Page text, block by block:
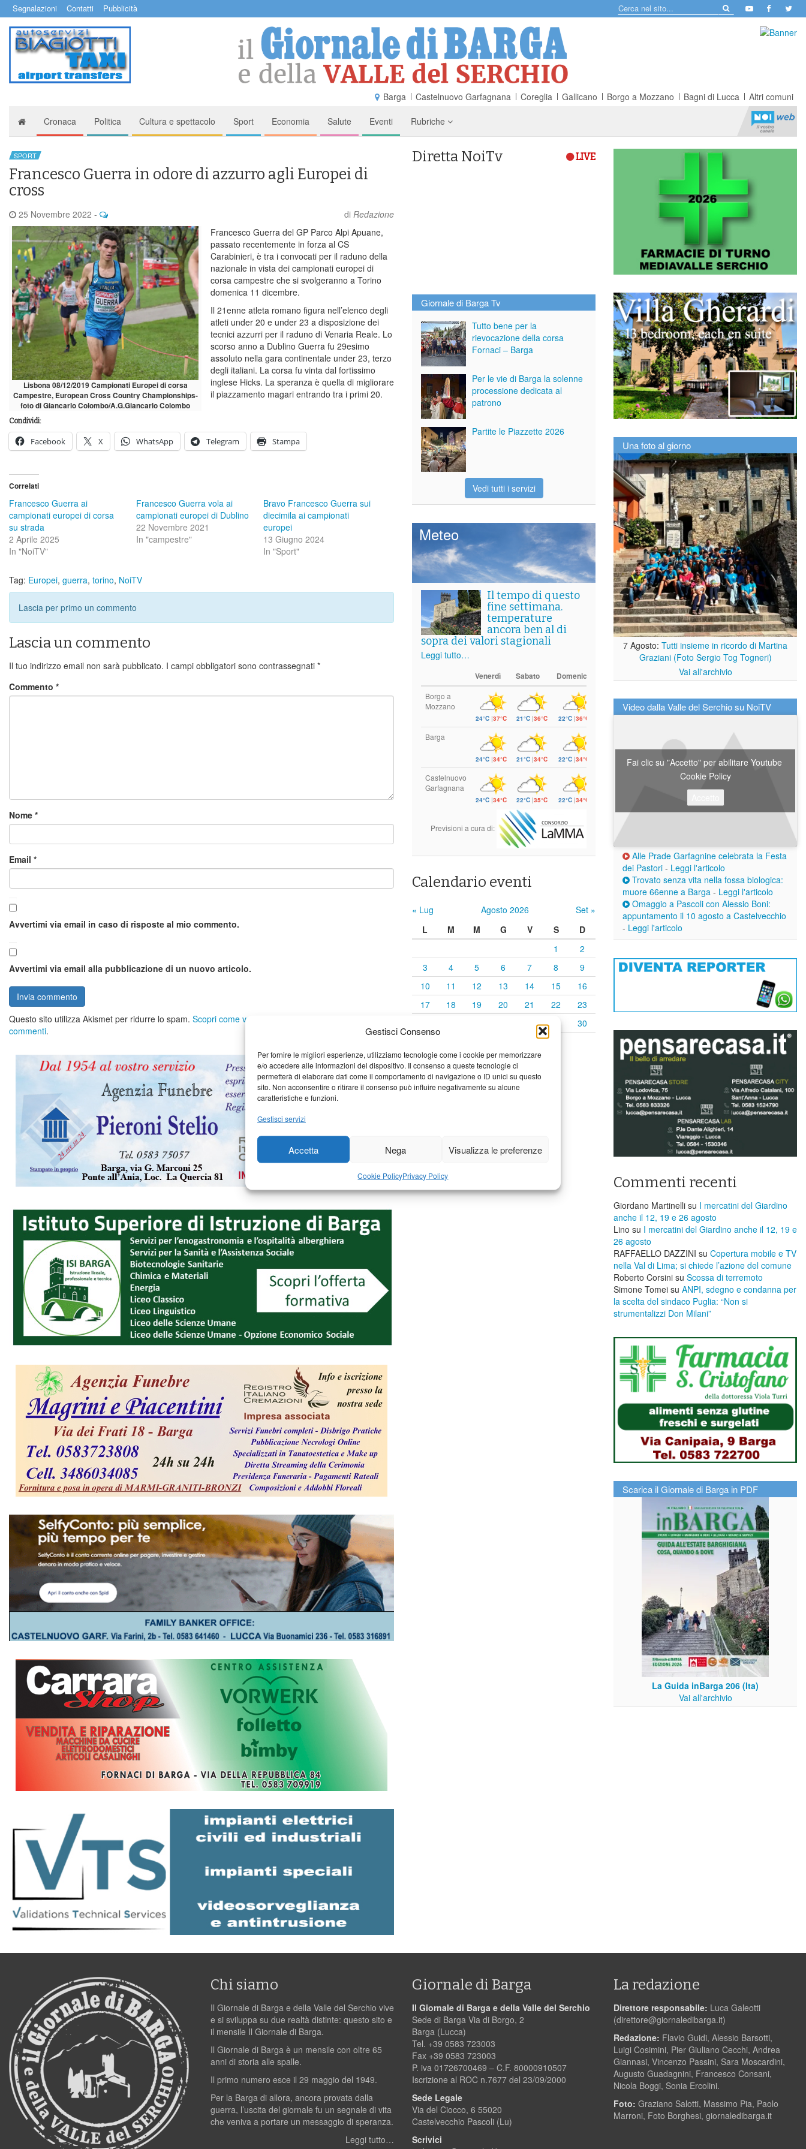
Gestisci Consenso
Per fornire le migliori esperienze, utilizziamo tecnologie come i cookie per memorizzare
e/o accedere alle informazioni del dispositivo. Il consenso a queste tecnologie ci
permetterà di elaborare dati come il comportamento di navigazione o ID unici su questo
sito. Non acconsentire o ritirare il consenso può influire negativamente su alcune
caratteristiche e funzioni.
Gestisci servizi
Accetta Nega Visualizza le preferenze
Cookie PolicyPrivacy Policy
Segnalazioni Contatti Pubblicità
Barga Castelnuovo Garfagnana Coreglia Gallicano Borgo a Mozzano Bagni di Lucca Altri comuni
Cronaca Politica Cultura e spettacolo Sport Economia Salute Eventi Rubriche
SPORT
Francesco Guerra in odore di azzurro agli Europei di
cross
25 Novembre 2022 - di Redazione
Lisbona 08/12/2019 Campionati Europei di corsa
Campestre, European Cross Country Championships-
foto di Giancarlo Colombo/A.G.Giancarlo Colombo
Francesco Guerra del GP Parco Alpi Apuane,
passato recentemente in forza al CS
Carabinieri, è tra i convocati per il raduno della
nazionale in vista dei campionati europei di
corsa campestre che si svolgeranno a Torino
domenica 11 dicembre.
Il 21enne atleta romano figura nell’elenco degli
atleti under 20 e under 23 a disposizione dei
tecnici azzurri per il raduno di Venaria Reale. Lo
scorso anno a Dublino Guerra fu 29esimo
assoluto nella gara continentale under 23, terzo
degli italiani. La corsa fu vinta dal fortissimo
inglese Hicks. La speranza è quella di migliorare
il piazzamento magari entrando tra i primi 20.
Condividi:
Facebook X WhatsApp Telegram Stampa
Correlati
Francesco Guerra ai
campionati europei di corsa
su strada
2 Aprile 2025
In "NoiTV"
Francesco Guerra vola ai
campionati europei di Dublino
22 Novembre 2021
In "campestre"
Bravo Francesco Guerra sui
diecimila ai campionati
europei
13 Giugno 2024
In "Sport"
Tag: Europei, guerra, torino, NoiTV
Lascia per primo un commento
Lascia un commento
Il tuo indirizzo email non sarà pubblicato. I campi obbligatori sono contrassegnati *
Commento *
Nome *
Email *
Avvertimi via email in caso di risposte al mio commento.
Avvertimi via email alla pubblicazione di un nuovo articolo.
Questo sito utilizza Akismet per ridurre lo spam. Scopri come vengono elaborati i dati derivati dai
commenti.
Diretta NoiTv LIVE
Giornale di Barga Tv
Tutto bene per la
rievocazione della corsa
Fornaci – Barga
Per le vie di Barga la solenne
processione dedicata al
patrono
Partite le Piazzette 2026
Vedi tutti i servizi
Meteo
Il tempo di questo
fine settimana.
temperature
ancora ben al di
sopra dei valori stagionali
Leggi tutto…
Venerdì Sabato Domenica
Borgo a
Mozzano
24°C |37°C 21°C |36°C 22°C |36°C
Barga
24°C |34°C 21°C |34°C 22°C |34°C
Castelnuovo
Garfagnana
24°C |34°C 22°C |35°C 22°C |34°C
Previsioni a cura di:
Calendario eventi
« Lug Agosto 2026
Set »
L
M M G V S
D
1
2
3
4 5 6 7 8
9
10
11 12 13 14 15
16
17
18 19 20 21 22
23
30
Una foto al giorno
7 Agosto: Tutti insieme in ricordo di Martina
Graziani (Foto Sergio Tog Togneri)
Vai all'archivio
Video dalla Valle del Serchio su NoiTV
Fai clic su "Accetto" per abilitare Youtube
Cookie Policy
Alle Prade Garfagnine celebrata la Festa
dei Pastori - Leggi l'articolo
Trovato senza vita nella fossa biologica:
muore 66enne a Barga - Leggi l'articolo
Omaggio a Pascoli con Alessio Boni:
appuntamento il 10 agosto a Castelvecchio
- Leggi l'articolo
Commenti recenti
Giordano Martinelli su I mercatini del Giardino
anche il 12, 19 e 26 agosto
Lino su I mercatini del Giardino anche il 12, 19 e
26 agosto
RAFFAELLO DAZZINI su ​Copertura mobile e TV
nella Val di Lima; si chiede l’azione del comune
Roberto Corsini su Scossa di terremoto
Simone Tomei su ANPI, sdegno e condanna per
la scelta del sindaco Puglia: “Non si
strumentalizzi Don Milani”
Scarica il Giornale di Barga in PDF
La Guida inBarga 206 (Ita)
Vai all'archivio
Chi siamo
Il Giornale di Barga e della Valle del Serchio vive
e si sviluppa su due realtà distinte: questo sito e
il mensile Il Giornale di Barga.
Il Giornale di Barga è un mensile con oltre 65
anni di storia alle spalle.
Il primo numero esce il 29 maggio del 1949.
Per la Barga di allora, ancora provata dalla
guerra, l’uscita del giornale fu un segnale di vita
che veniva a portare un messaggio di speranza.
Leggi tutto…
Giornale di Barga
Il Giornale di Barga e della Valle del Serchio
Sede di Barga Via di Borgo, 2
Barga (Lucca)
Tel. +39 0583 723003
Fax +39 0583 723003
P. iva 01726700469 – C.F. 80000910507
Iscrizione al ROC n.7677 del 23/09/2000
Sede Legale
Via del Ciocco, 6 55020
Castelvecchio Pascoli (Lu)
Scrivici
La redazione
Direttore responsabile: Luca Galeotti
(direttore@giornaledibarga.it)
Redazione: Flavio Guidi, Alessio Barsotti,
Luigi Cosimini, Pier Giuliano Cecchi, Andrea
Giannasi, Vincenzo Passini, Sara Moscardini,
Augusto Guadagnini, Francesco Consani,
Nicola Boggi, Sonia Ercolini.
Foto: Graziano Salotti, Massimo Pia, Paolo
Marroni, Foto Borghesi, giornaledibarga.it